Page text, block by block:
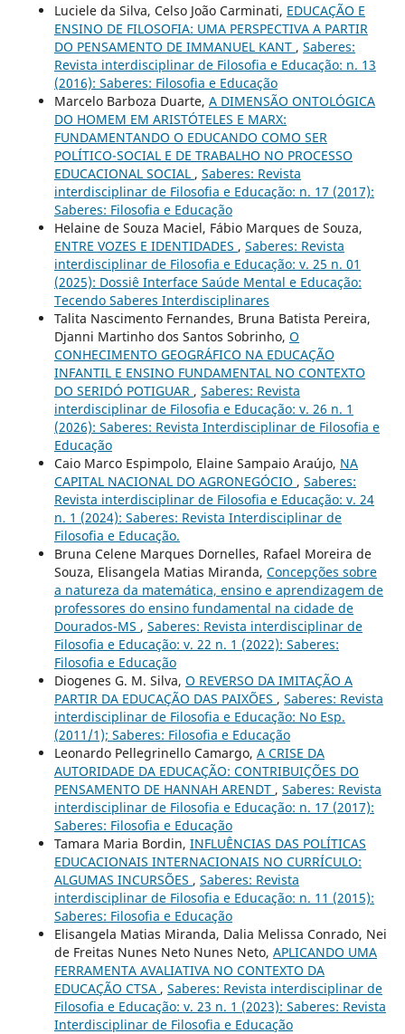
Luciele da Silva, Celso João Carminati, EDUCAÇÃO E
ENSINO DE FILOSOFIA: UMA PERSPECTIVA A PARTIR
DO PENSAMENTO DE IMMANUEL KANT , Saberes:
Revista interdisciplinar de Filosofia e Educação: n. 13
(2016): Saberes: Filosofia e Educação
Marcelo Barboza Duarte, A DIMENSÃO ONTOLÓGICA
DO HOMEM EM ARISTÓTELES E MARX:
FUNDAMENTANDO O EDUCANDO COMO SER
POLÍTICO-SOCIAL E DE TRABALHO NO PROCESSO
EDUCACIONAL SOCIAL , Saberes: Revista
interdisciplinar de Filosofia e Educação: n. 17 (2017):
Saberes: Filosofia e Educação
Helaine de Souza Maciel, Fábio Marques de Souza,
ENTRE VOZES E IDENTIDADES , Saberes: Revista
interdisciplinar de Filosofia e Educação: v. 25 n. 01
(2025): Dossiê Interface Saúde Mental e Educação:
Tecendo Saberes Interdisciplinares
Talita Nascimento Fernandes, Bruna Batista Pereira,
Djanni Martinho dos Santos Sobrinho, O
CONHECIMENTO GEOGRÁFICO NA EDUCAÇÃO
INFANTIL E ENSINO FUNDAMENTAL NO CONTEXTO
DO SERIDÓ POTIGUAR , Saberes: Revista
interdisciplinar de Filosofia e Educação: v. 26 n. 1
(2026): Saberes: Revista Interdisciplinar de Filosofia e
Educação
Caio Marco Espimpolo, Elaine Sampaio Araújo, NA
CAPITAL NACIONAL DO AGRONEGÓCIO , Saberes:
Revista interdisciplinar de Filosofia e Educação: v. 24
n. 1 (2024): Saberes: Revista Interdisciplinar de
Filosofia e Educação.
Bruna Celene Marques Dornelles, Rafael Moreira de
Souza, Elisangela Matias Miranda, Concepções sobre
a natureza da matemática, ensino e aprendizagem de
professores do ensino fundamental na cidade de
Dourados-MS , Saberes: Revista interdisciplinar de
Filosofia e Educação: v. 22 n. 1 (2022): Saberes:
Filosofia e Educação
Diogenes G. M. Silva, O REVERSO DA IMITAÇÃO A
PARTIR DA EDUCAÇÃO DAS PAIXÕES , Saberes: Revista
interdisciplinar de Filosofia e Educação: No Esp.
(2011/1); Saberes: Filosofia e Educação
Leonardo Pellegrinello Camargo, A CRISE DA
AUTORIDADE DA EDUCAÇÃO: CONTRIBUIÇÕES DO
PENSAMENTO DE HANNAH ARENDT , Saberes: Revista
interdisciplinar de Filosofia e Educação: n. 17 (2017):
Saberes: Filosofia e Educação
Tamara Maria Bordin, INFLUÊNCIAS DAS POLÍTICAS
EDUCACIONAIS INTERNACIONAIS NO CURRÍCULO:
ALGUMAS INCURSÕES , Saberes: Revista
interdisciplinar de Filosofia e Educação: n. 11 (2015):
Saberes: Filosofia e Educação
Elisangela Matias Miranda, Dalia Melissa Conrado, Nei
de Freitas Nunes Neto Nunes Neto, APLICANDO UMA
FERRAMENTA AVALIATIVA NO CONTEXTO DA
EDUCAÇÃO CTSA , Saberes: Revista interdisciplinar de
Filosofia e Educação: v. 23 n. 1 (2023): Saberes: Revista
Interdisciplinar de Filosofia e Educação